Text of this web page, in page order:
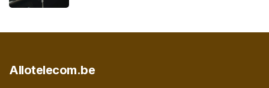
Allotelecom.be